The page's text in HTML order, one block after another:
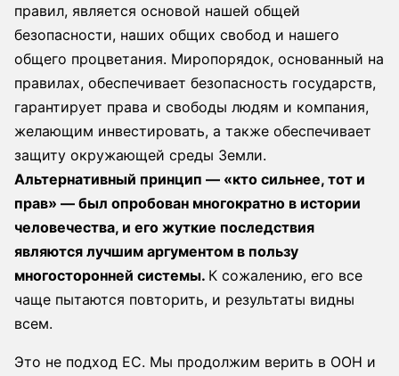
правил, является основой нашей общей
безопасности, наших общих свобод и нашего
общего процветания. Миропорядок, основанный на
правилах, обеспечивает безопасность государств,
гарантирует права и свободы людям и компания,
желающим инвестировать, а также обеспечивает
защиту окружающей среды Земли.
Альтернативный принцип — «кто сильнее, тот и
прав» — был опробован многократно в истории
человечества, и его жуткие последствия
являются лучшим аргументом в пользу
многосторонней системы. К сожалению, его все
чаще пытаются повторить, и результаты видны
всем.
Это не подход ЕС. Мы продолжим верить в ООН и